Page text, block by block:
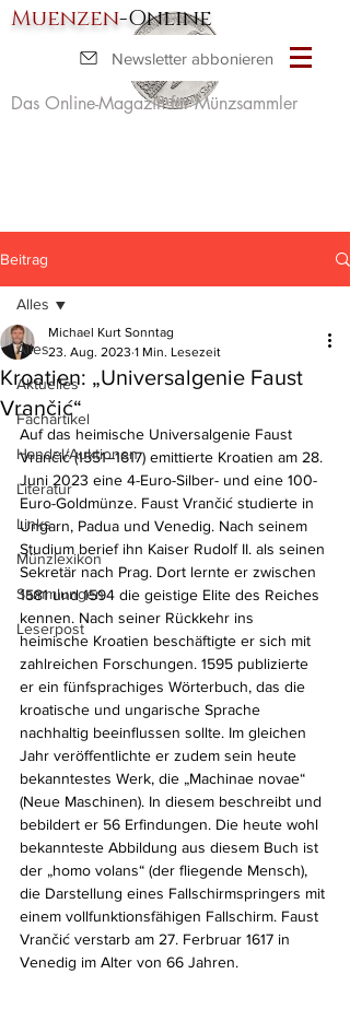
Muenzen-Online
Das Online-Magazin für Münzsammler
Newsletter abbonieren
Beitrag
Alles
Aktuelles
Fachartikel
Handel/Auktionen
Literatur
Links
Münzlexikon
Sammlungen
Leserpost
Alles
Kroatien: „Universalgenie Faust
Vrančić“
Michael Kurt Sonntag
23. Aug. 2023 1 Min. Lesezeit
Auf das heimische Universalgenie Faust
Vrančić (1551–1617) emittierte Kroatien am 28.
Juni 2023 eine 4-Euro-Silber- und eine 100-
Euro-Goldmünze. Faust Vrančić studierte in
Ungarn, Padua und Venedig. Nach seinem
Studium berief ihn Kaiser Rudolf II. als seinen
Sekretär nach Prag. Dort lernte er zwischen
1581 und 1594 die geistige Elite des Reiches
kennen. Nach seiner Rückkehr ins
heimische Kroatien beschäftigte er sich mit
zahlreichen Forschungen. 1595 publizierte
er ein fünfsprachiges Wörterbuch, das die
kroatische und ungarische Sprache
nachhaltig beeinflussen sollte. Im gleichen
Jahr veröffentlichte er zudem sein heute
bekanntestes Werk, die „Machinae novae“
(Neue Maschinen). In diesem beschreibt und
bebildert er 56 Erfindungen. Die heute wohl
bekannteste Abbildung aus diesem Buch ist
der „homo volans“ (der fliegende Mensch),
die Darstellung eines Fallschirmspringers mit
einem vollfunktionsfähigen Fallschirm. Faust
Vrančić verstarb am 27. Ferbruar 1617 in
Venedig im Alter von 66 Jahren.